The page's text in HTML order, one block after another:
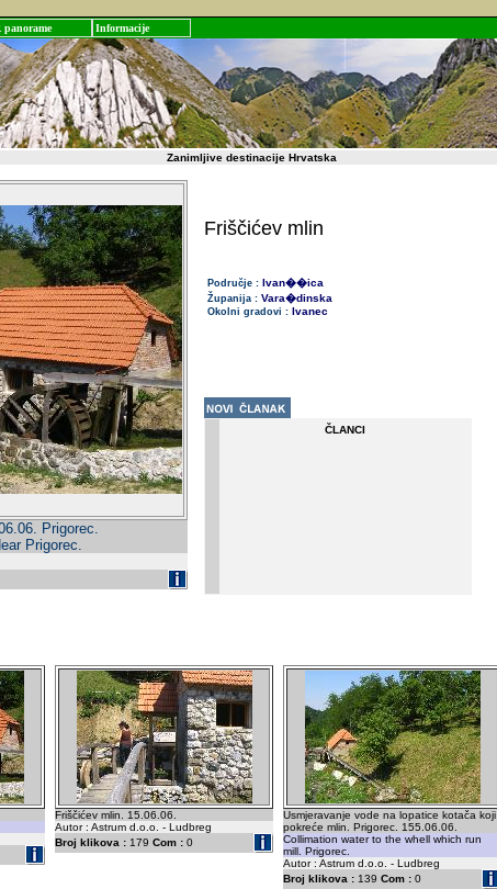
panorame Informacije
Zanimljive destinacije Hrvatska
Prigorec.
Prigorec.
Friščićev mlin
Područje : Ivan��ica
Županija : Vara�dinska
Okolni gradovi : Ivanec
ČLANCI
Friščićev mlin. 15.06.06.
Autor : Astrum d.o.o. - Ludbreg
Broj klikova : 179 Com : 0
Usmjeravanje vode na lopatice kotača koji
pokreće mlin. Prigorec. 155.06.06.
Collimation water to the whell which run
mill. Prigorec.
Autor : Astrum d.o.o. - Ludbreg
Broj klikova : 139 Com : 0